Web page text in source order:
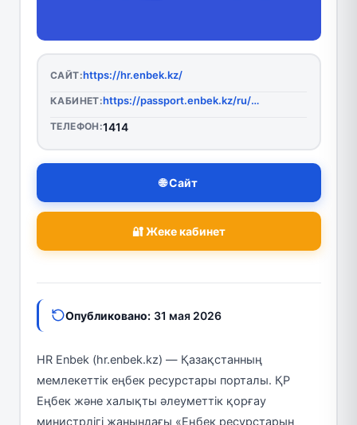
САЙТ:https://hr.enbek.kz/
КАБИНЕТ: https://passport.enbek.kz/ru/user/login?redirect_uri=https%3A%2F%2Fhr.enbek.kz%2Frole
ТЕЛЕФОН:1414
🌐 Сайт
🔐 Жеке кабинет
Опубликовано: 31 мая 2026
HR Enbek (hr.enbek.kz) — Қазақстанның
мемлекеттік еңбек ресурстары порталы. ҚР
Еңбек және халықты әлеуметтік қорғау
министрлігі жанындағы «Еңбек ресурстарын